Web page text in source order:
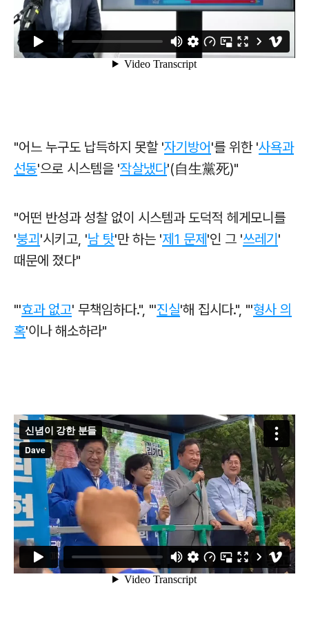
"어느 누구도 납득하지 못할 '자기방어'를 위한 '사욕과
선동'으로 시스템을 '작살냈다'(自生黨死)"
"어떤 반성과 성찰 없이 시스템과 도덕적 헤게모니를
'붕괴 '시키고, '남 탓'만 하는 '제1 문제 '인 그 '쓰레기 '
때문에 졌다"
"'효과 없고' 무책임하다.", "'진실'해 집시다.", "'형사 의
혹'이나 해소하라"